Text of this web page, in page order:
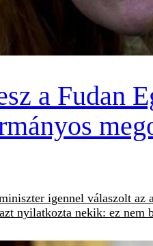
a Fudan
igennel válaszolt
nyilatkozta nekik: ez nem